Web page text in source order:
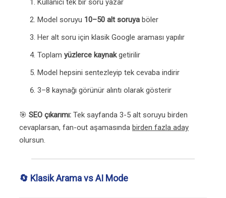
Kullanıcı tek bir soru yazar
Model soruyu 10–50 alt soruya böler
Her alt soru için klasik Google araması yapılır
Toplam yüzlerce kaynakgetirilir
Model hepsini sentezleyip tek cevaba indirir
3–8 kaynağı görünür alıntı olarak gösterir
🎯 SEO çıkarımı: Tek sayfanda 3-5 alt soruyu birden
cevaplarsan, fan-out aşamasında birden fazla aday
olursun.
🔄 Klasik Arama vs AI Mode